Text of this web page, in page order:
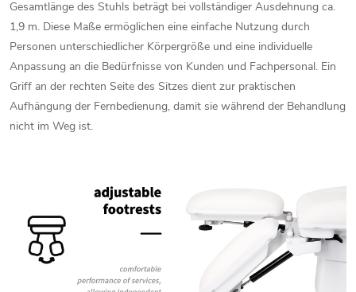
Gesamtlänge des Stuhls beträgt bei vollständiger Ausdehnung ca.
1,9 m. Diese Maße ermöglichen eine einfache Nutzung durch
Personen unterschiedlicher Körpergröße und eine individuelle
Anpassung an die Bedürfnisse von Kunden und Fachpersonal. Ein
Griff an der rechten Seite des Sitzes dient zur praktischen
Aufhängung der Fernbedienung, damit sie während der Behandlung
nicht im Weg ist.